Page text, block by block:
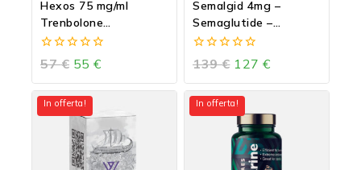
Hexos 75 mg/ml
Trenbolone
Esaidrobenzilcarbonato
Parabolan
0
out
of
5
57€ 55 €
Semalgid 4mg –
Semaglutide –
Ozempic in penna
0
out
of
5
139€ 127 €
In offerta! In offerta!